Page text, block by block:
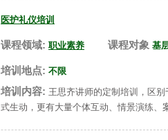
医护礼仪培训
课程领域: 职业素养 课程对象 基
培训地点: 不限
培训内容: 王思齐讲师的定制培训，区别
式生动，更有大量个体互动、情景演练、